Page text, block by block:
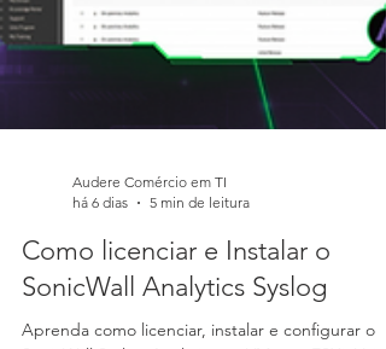
Audere Comércio em TI
Como licenciar e Instalar o
SonicWall Analytics Syslog